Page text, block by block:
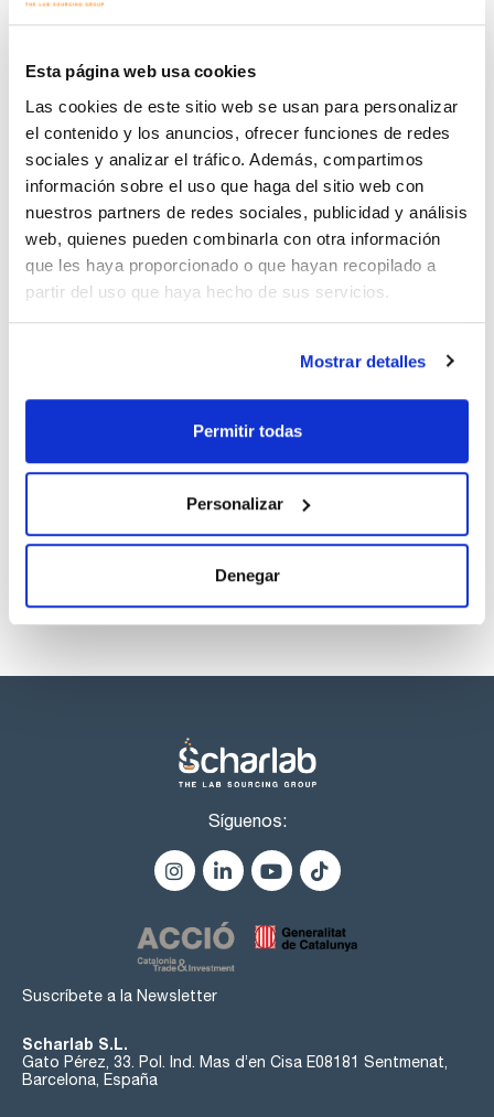
Esta página web usa cookies
Las cookies de este sitio web se usan para personalizar
el contenido y los anuncios, ofrecer funciones de redes
sociales y analizar el tráfico. Además, compartimos
información sobre el uso que haga del sitio web con
nuestros partners de redes sociales, publicidad y análisis
web, quienes pueden combinarla con otra información
que les haya proporcionado o que hayan recopilado a
partir del uso que haya hecho de sus servicios.
Mostrar detalles
Permitir todas
Personalizar
Denegar
Descripción : Tapa de baño de una pieza para modelo 118A
Ver más
Documentación técnica
TDS / Ficha técnica
Regístrate para
COA
Regístrate para
Los productos marcados con esta imagen son
productos marca Scharlau habitualmente en stock,
listos para una entrega inmediata.
Síguenos:
Suscríbete a la Newsletter
Scharlab S.L.
Gato Pérez, 33. Pol. Ind. Mas d’en Cisa E08181 Sentmenat,
Barcelona, España